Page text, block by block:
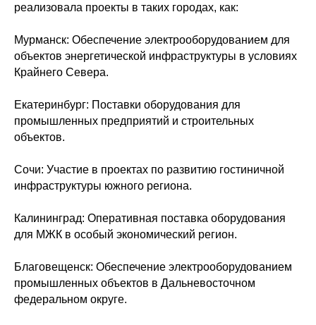
реализовала проекты в таких городах, как:
Мурманск: Обеспечение электрооборудованием для
объектов энергетической инфраструктуры в условиях
Крайнего Севера.
Екатеринбург: Поставки оборудования для
промышленных предприятий и строительных
объектов.
Сочи: Участие в проектах по развитию гостиничной
инфраструктуры южного региона.
Калининград: Оперативная поставка оборудования
для МЖК в особый экономический регион.
Благовещенск: Обеспечение электрооборудованием
промышленных объектов в Дальневосточном
федеральном округе.